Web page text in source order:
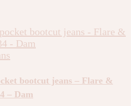
bootcut jeans – Flare &
– Dam